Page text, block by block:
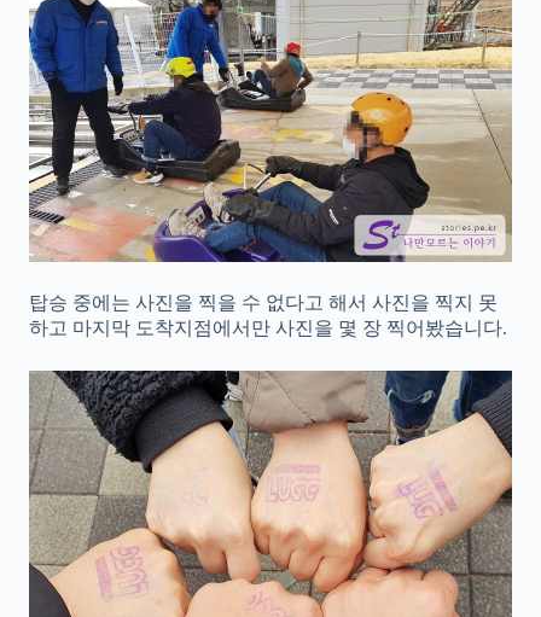
탑승 중에는 사진을 찍을 수 없다고 해서 사진을 찍지 못
하고 마지막 도착지점에서만 사진을 몇 장 찍어봤습니다.